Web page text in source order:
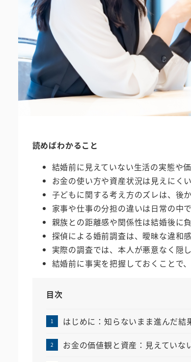
読めばわかること
結婚前に見えていない生活の実態や
お金の使い方や資産状況は見えにく
子どもに関する考え方のズレは、後
家事や仕事の分担の違いは日常の中
親族との距離感や関係性は結婚後に
探偵による婚前調査は、曖昧な違和
実際の調査では、本人が悪意なく隠
結婚前に事実を把握しておくことで
目次
はじめに：知らないまま進んだ結
お金の価値観と資産：見えていな